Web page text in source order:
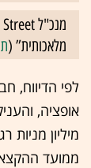
מלאכותית” (
לפי הדיווח,
ממועד